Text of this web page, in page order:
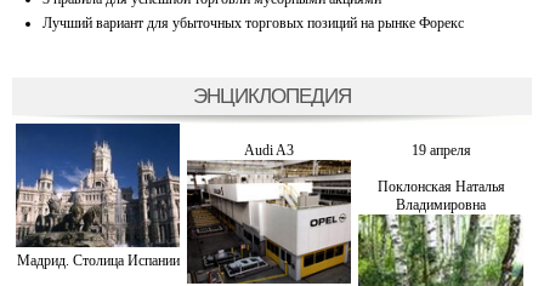
Лучший вариант для убыточных торговых позиций на рынке Форекс
ЭНЦИКЛОПЕДИЯ
Мадрид. Столица Испании
Audi A3 19 апреля
Поклонская Наталья
Владимировна